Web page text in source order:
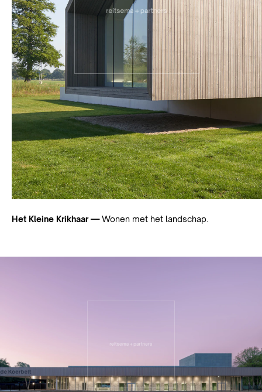
Het Kleine Krikhaar —Wonen met het landschap.